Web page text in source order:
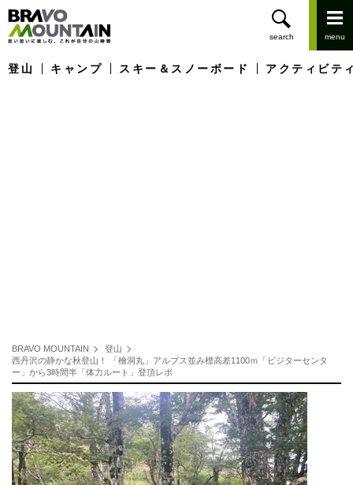
登山 キャンプ スキー＆スノーボード アクティビテ
BRAVO MOUNTAIN
登山
西丹沢の静かな秋登山！ 「檜洞丸」アルプス並み標高差1100ｍ「ビジターセンタ
ー」から3時間半「体力ルート」登頂レポ